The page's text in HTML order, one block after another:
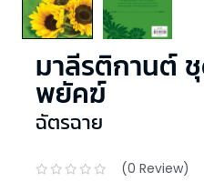
มาลีรติกานต์
พยัคฆ์
ฉัตรฉาย
(0 Review)